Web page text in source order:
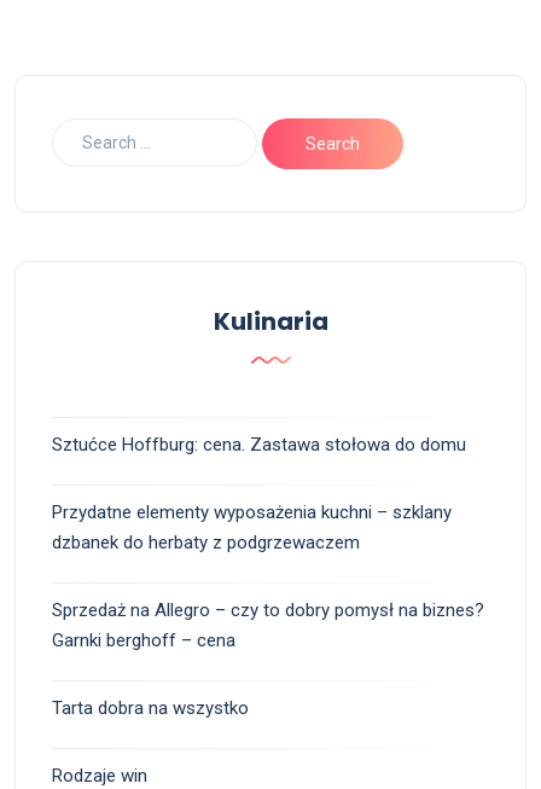
Kulinaria
Sztućce Hoffburg: cena. Zastawa stołowa do domu
Przydatne elementy wyposażenia kuchni – szklany
dzbanek do herbaty z podgrzewaczem
Sprzedaż na Allegro – czy to dobry pomysł na biznes?
Garnki berghoff – cena
Tarta dobra na wszystko
Rodzaje win